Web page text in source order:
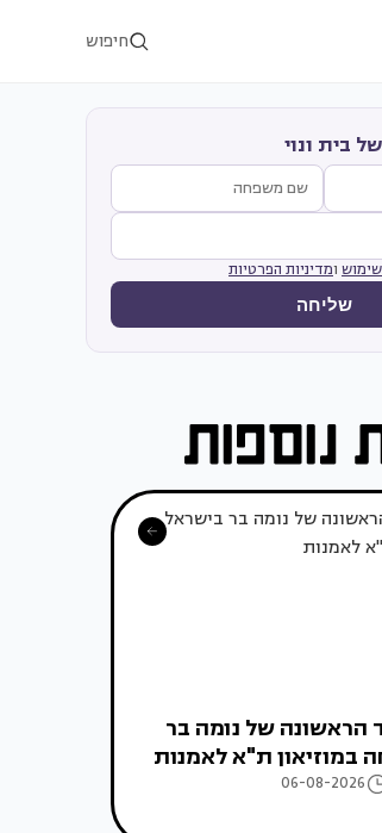
חיפוש
בית ונוי
ומדיניות הפרטיות
שליחה
הראשונה של נומה בר
במוזיאון ת"א לאמנות
06-08-2026